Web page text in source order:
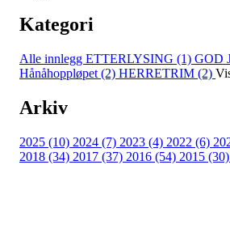
Kategori
Alle innlegg ETTERLYSING (1) GOD
Hånåhoppløpet (2) HERRETRIM (2)
Arkiv
2025 (10) 2024 (7) 2023 (4) 2022 (6)
2018 (34) 2017 (37) 2016 (54) 2015 (30)